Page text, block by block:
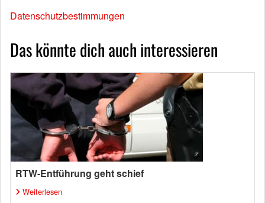
Datenschutzbestimmungen
Das könnte dich auch interessieren
RTW-Entführung geht schief
Weiterlesen